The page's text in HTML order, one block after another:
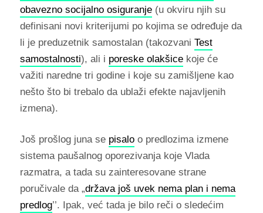
obavezno socijalno osiguranje(u okviru njih su
definisani novi kriterijumi po kojima se određuje da
li je preduzetnik samostalan (takozvani Test
samostalnosti), ali i poreske olakšicekoje će
važiti naredne tri godine i koje su zamišljene kao
nešto što bi trebalo da ublaži efekte najavljenih
izmena).
Još prošlog juna se pisaloo predlozima izmene
sistema paušalnog oporezivanja koje Vlada
razmatra, a tada su zainteresovane strane
poručivale da „država još uvek nema plan i nema
predlog’’. Ipak, već tada je bilo reči o sledećim